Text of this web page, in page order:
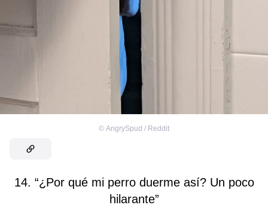
© AngrySpud / Reddit
14. “¿Por qué mi perro duerme así? Un poco
hilarante”